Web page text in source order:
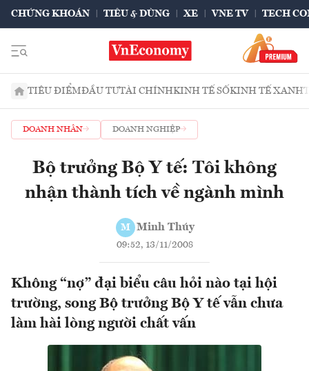
CHỨNG KHOÁN TIÊU & DÙNG XE VNE TV TECH
TIÊU ĐIỂMĐẦU TƯTÀI CHÍNHKINH TẾ SỐKINH TẾ XANH
DOANH NHÂN DOANH NGHIỆP
Bộ trưởng Bộ Y tế: Tôi không
nhận thành tích về ngành mình
M Minh Thúy
09:52, 13/11/2008
Không “nợ” đại biểu câu hỏi nào tại hội
trường, song Bộ trưởng Bộ Y tế vẫn chưa
làm hài lòng người chất vấn